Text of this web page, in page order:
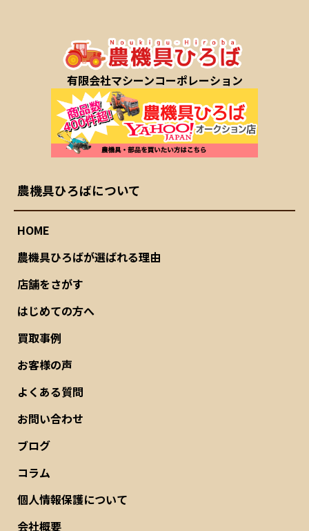
有限会社マシーンコーポレーション
農機具ひろばについて
HOME
農機具ひろばが選ばれる理由
店舗をさがす
はじめての方へ
買取事例
お客様の声
よくある質問
お問い合わせ
ブログ
コラム
個人情報保護について
会社概要